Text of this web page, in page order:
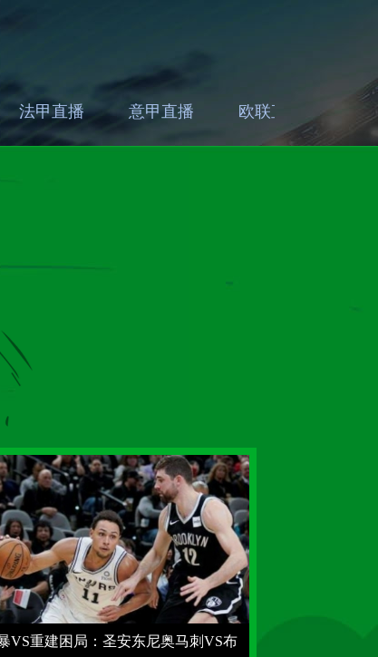
法甲直播 意甲直播 欧联直播 亚
VS重建困局：圣安东尼奥马刺VS布